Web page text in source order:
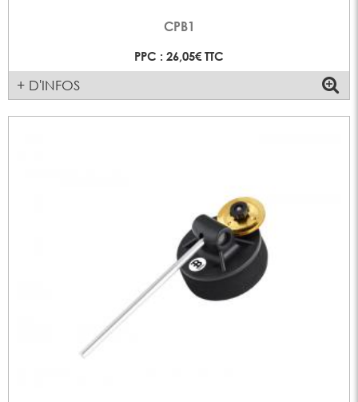
CPB1
PPC : 26,05€ TTC
+ D'INFOS